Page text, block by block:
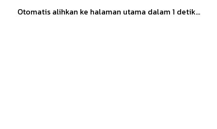
Otomatis alihkan ke halaman utama dalam 1 detik...